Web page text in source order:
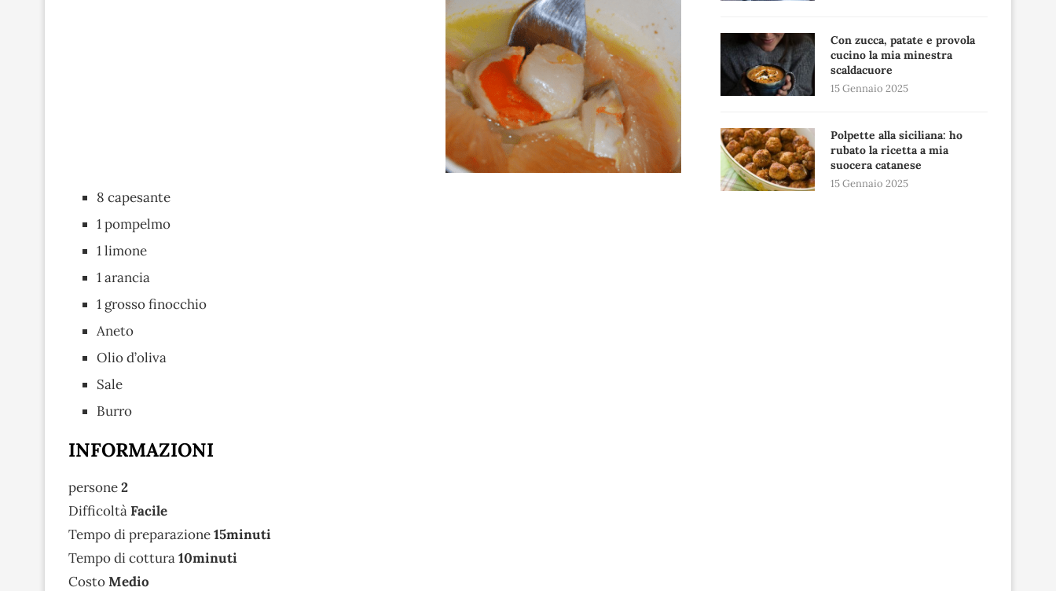
8 capesante
1 pompelmo
1 limone
1 arancia
1 grosso finocchio
Aneto
Olio d’oliva
Sale
Burro
INFORMAZIONI
persone2
DifficoltàFacile
Tempo di preparazione15minuti
Tempo di cottura10minuti
CostoMedio
Con zucca, patate e provola
cucino la mia minestra
scaldacuore
15 Gennaio 2025
Polpette alla siciliana: ho
rubato la ricetta a mia
suocera catanese
15 Gennaio 2025